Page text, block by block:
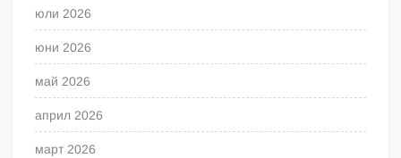
юли 2026
юни 2026
май 2026
април 2026
март 2026